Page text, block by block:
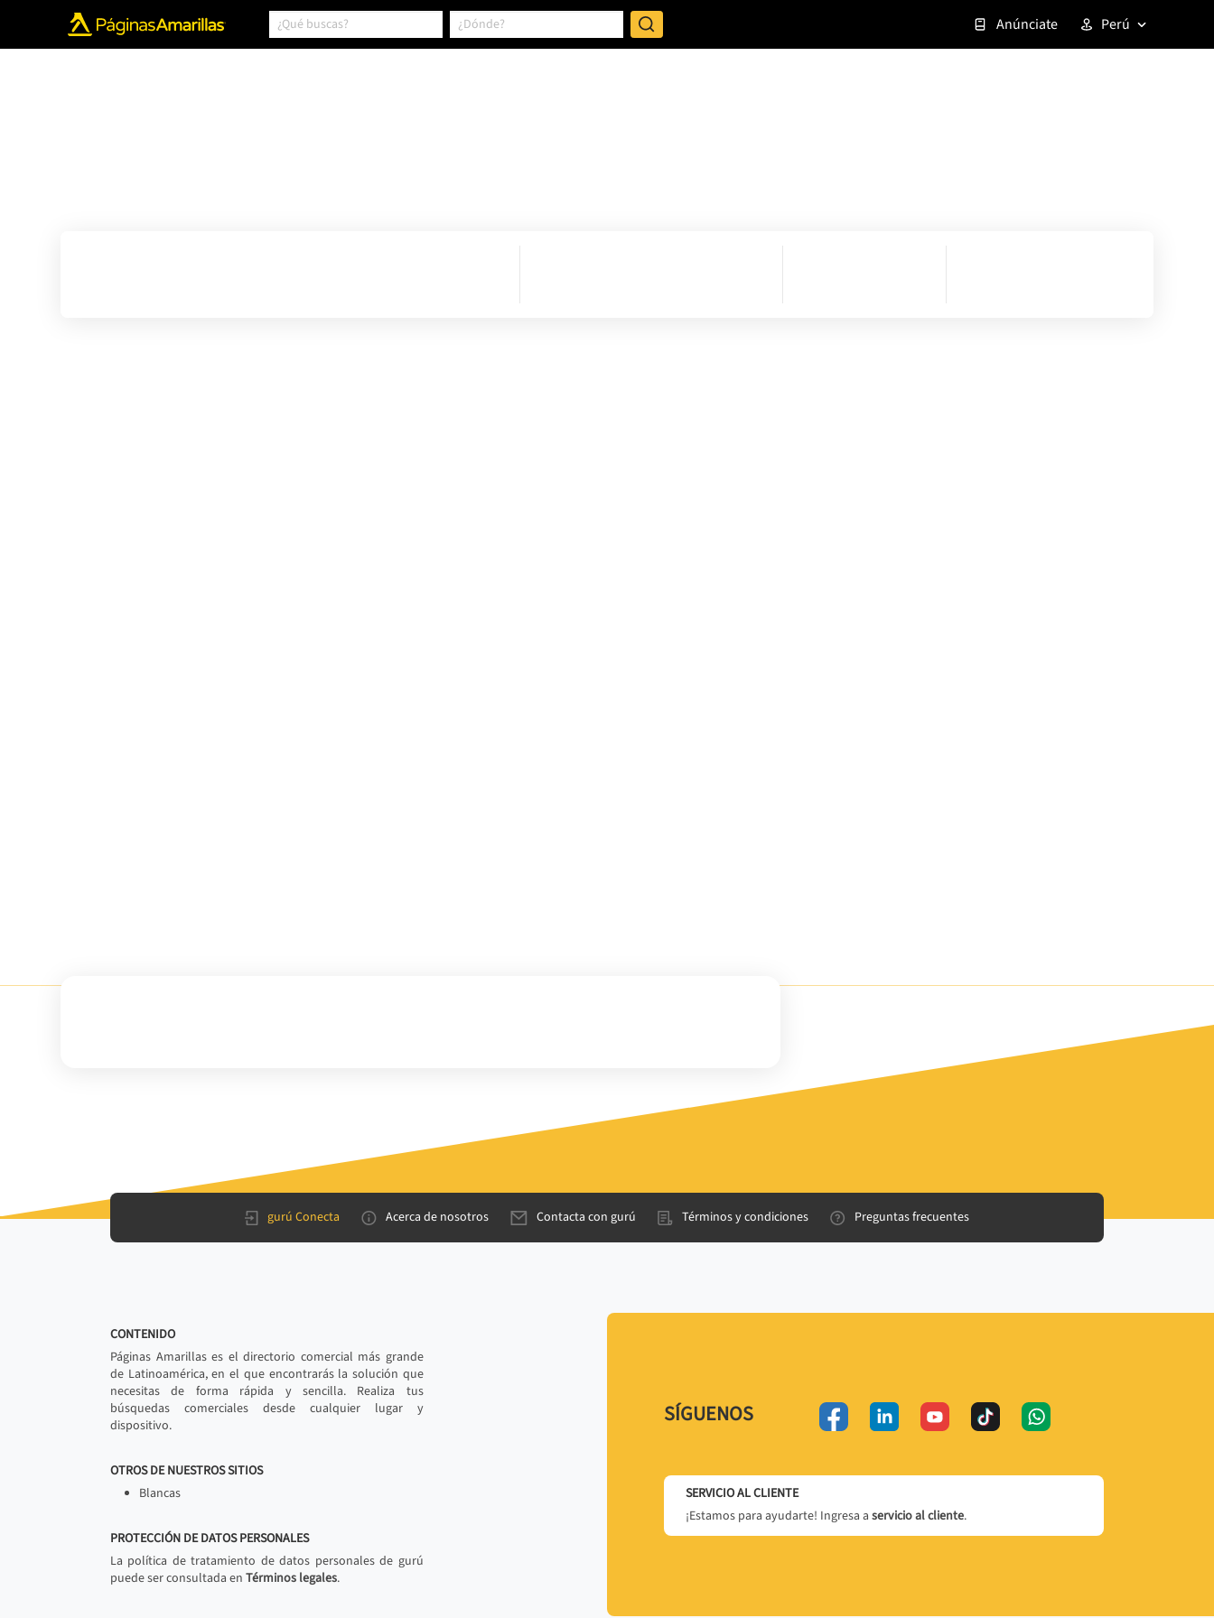
Anúnciate Perú
gurú Conecta Acerca de nosotros Contacta con gurú Términos y condiciones Preguntas frecuentes
CONTENIDO
Páginas Amarillas es el directorio comercial más grande
de Latinoamérica, en el que encontrarás la solución que
necesitas de forma rápida y sencilla. Realiza tus
búsquedas comerciales desde cualquier lugar y
dispositivo.
OTROS DE NUESTROS SITIOS
Blancas
PROTECCIÓN DE DATOS PERSONALES
La política de tratamiento de datos personales de gurú
puede ser consultada en Términos legales.
SÍGUENOS
SERVICIO AL CLIENTE
¡Estamos para ayudarte! Ingresa a servicio al cliente.